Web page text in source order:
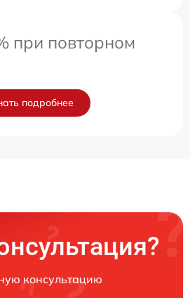
при повторном
подробнее
консультацию